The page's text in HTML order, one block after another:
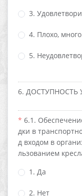
3.
4. Плохо,
5.
6. ДОСТУПНОСТЬ
6.1.
дки в
д входом в
льзованием
1. Да
2. Нет